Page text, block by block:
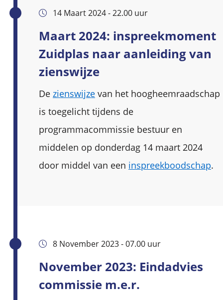
14 Maart 2024 - 22.00 uur
Maart 2024: inspreekmoment
Zuidplas naar aanleiding van
zienswijze
De zienswijze van het hoogheemraadschap
is toegelicht tijdens de
programmacommissie bestuur en
middelen op donderdag 14 maart 2024
door middel van een inspreekboodschap.
8 November 2023 - 07.00 uur
November 2023: Eindadvies
commissie m.e.r.